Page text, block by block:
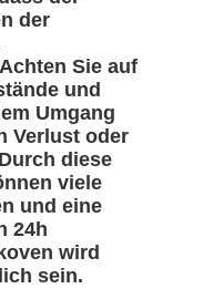
der
Sie auf
und
Umgang
Verlust oder
diese
viele
und eine
24h
wird
sein.